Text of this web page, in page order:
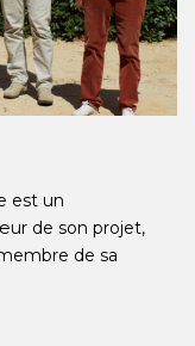
est un
de son projet,
de sa